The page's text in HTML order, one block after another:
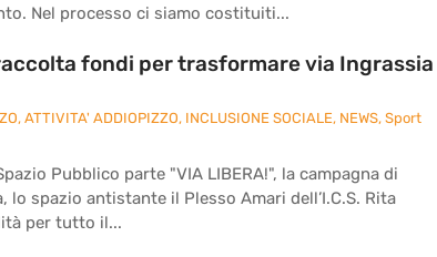
Nel processo ci siamo costituiti...
fondi per trasformare via Ingrassia
, ATTIVITA' ADDIOPIZZO, INCLUSIONE SOCIALE, NEWS, Sport
Pubblico parte "VIA LIBERA!", la campagna di
spazio antistante il Plesso Amari dell’I.C.S. Rita
per tutto il...